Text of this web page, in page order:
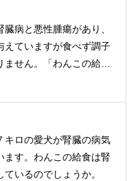
臓病と悪性腫瘍があり、
えていますが食べず調子
ません。「わんこの給
キロの愛犬が腎臓の病気
ます。わんこの給食は腎
ているのでしょうか。